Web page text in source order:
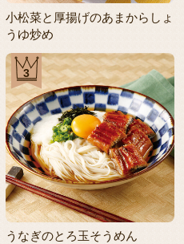
小松菜と厚揚げのあまからしょ
うゆ炒め
3
うなぎのとろ玉そうめん